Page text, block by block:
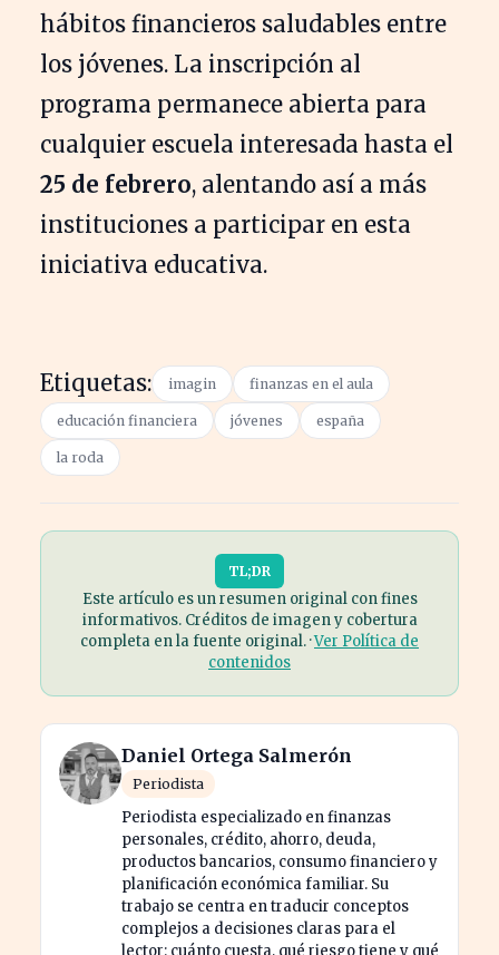
hábitos financieros saludables entre
los jóvenes. La inscripción al
programa permanece abierta para
cualquier escuela interesada hasta el
25 de febrero, alentando así a más
instituciones a participar en esta
iniciativa educativa.
Etiquetas: imagin finanzas en el aula
educación financiera jóvenes españa
la roda
TL;DR
Este artículo es un resumen original con fines
informativos. Créditos de imagen y cobertura
completa en la fuente original. ·Ver Política de
contenidos
Daniel Ortega Salmerón
Periodista
Periodista especializado en finanzas
personales, crédito, ahorro, deuda,
productos bancarios, consumo financiero y
planificación económica familiar. Su
trabajo se centra en traducir conceptos
complejos a decisiones claras para el